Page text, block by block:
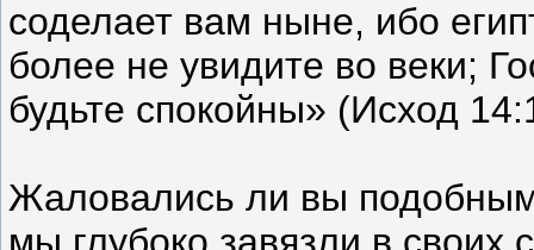
соделает вам ныне, ибо
более не увидите во веки;
будьте спокойны» (Исход
Жаловались ли вы
мы глубоко завязли в